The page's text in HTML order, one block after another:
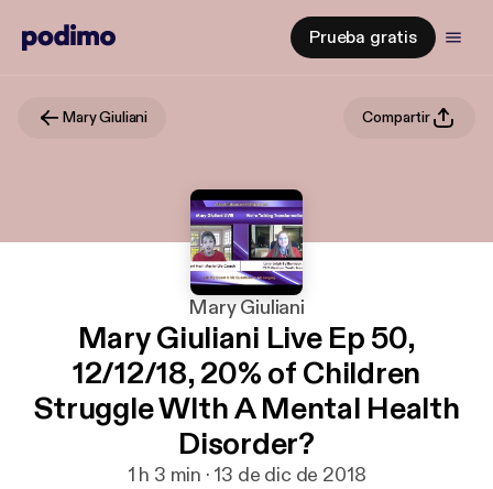
Prueba gratis
Mary Giuliani Compartir
Mary Giuliani
Mary Giuliani Live Ep 50,
12/12/18, 20% of Children
Struggle WIth A Mental Health
Disorder?
1 h 3 min · 13 de dic de 2018